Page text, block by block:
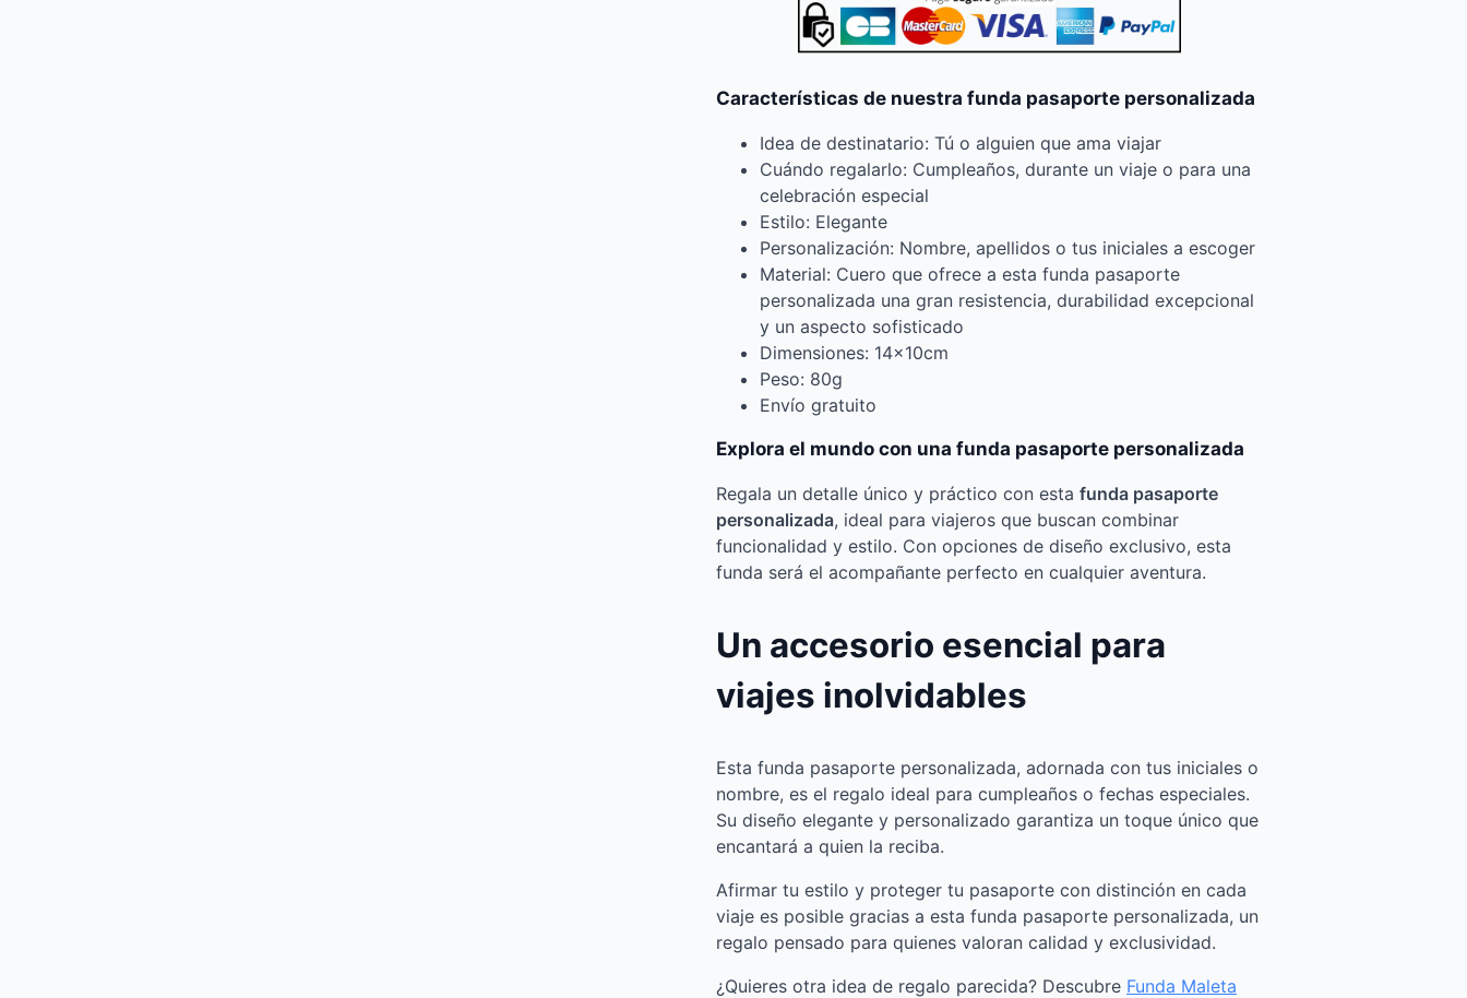
Características de nuestra funda pasaporte personalizada
Idea de destinatario: Tú o alguien que ama viajar
Cuándo regalarlo: Cumpleaños, durante un viaje o para una
celebración especial
Estilo: Elegante
Personalización: Nombre, apellidos o tus iniciales a escoger
Material: Cuero que ofrece a esta funda pasaporte
personalizada una gran resistencia, durabilidad excepcional
y un aspecto sofisticado
Dimensiones: 14x10cm
Peso: 80g
Envío gratuito
Explora el mundo con una funda pasaporte personalizada
Regala un detalle único y práctico con esta funda pasaporte
personalizada, ideal para viajeros que buscan combinar
funcionalidad y estilo. Con opciones de diseño exclusivo, esta
funda será el acompañante perfecto en cualquier aventura.
Un accesorio esencial para
viajes inolvidables
Esta funda pasaporte personalizada, adornada con tus iniciales o
nombre, es el regalo ideal para cumpleaños o fechas especiales.
Su diseño elegante y personalizado garantiza un toque único que
encantará a quien la reciba.
Afirmar tu estilo y proteger tu pasaporte con distinción en cada
viaje es posible gracias a esta funda pasaporte personalizada, un
regalo pensado para quienes valoran calidad y exclusividad.
¿Quieres otra idea de regalo parecida? Descubre Funda Maleta